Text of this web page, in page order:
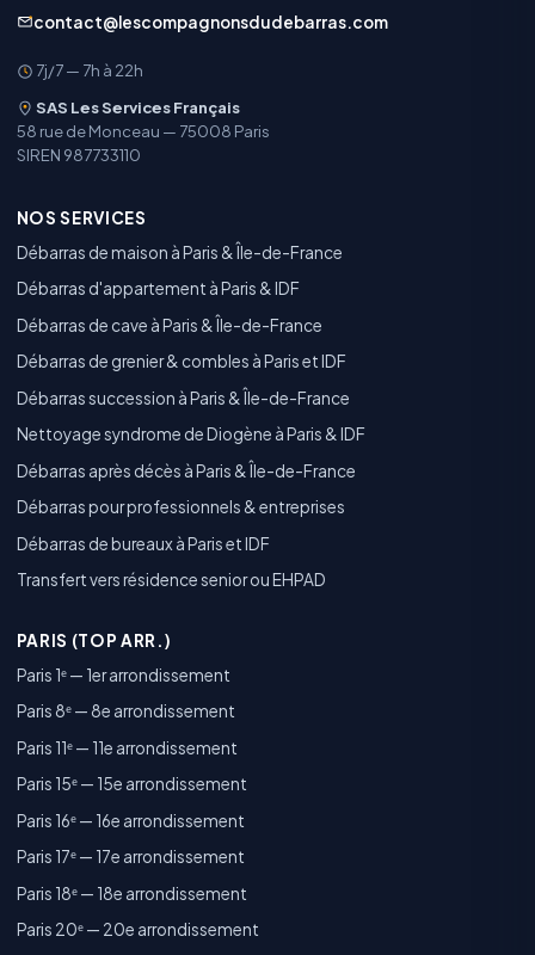
contact@lescompagnonsdudebarras.com
7j/7 — 7h à 22h
SAS Les Services Français
58 rue de Monceau — 75008 Paris
SIREN 987733110
NOS SERVICES
Débarras de maison à Paris & Île-de-France
Débarras d'appartement à Paris & IDF
Débarras de cave à Paris & Île-de-France
Débarras de grenier & combles à Paris et IDF
Débarras succession à Paris & Île-de-France
Nettoyage syndrome de Diogène à Paris & IDF
Débarras après décès à Paris & Île-de-France
Débarras pour professionnels & entreprises
Débarras de bureaux à Paris et IDF
Transfert vers résidence senior ou EHPAD
PARIS (TOP ARR.)
Paris 1ᵉ — 1er arrondissement
Paris 8ᵉ — 8e arrondissement
Paris 11ᵉ — 11e arrondissement
Paris 15ᵉ — 15e arrondissement
Paris 16ᵉ — 16e arrondissement
Paris 17ᵉ — 17e arrondissement
Paris 18ᵉ — 18e arrondissement
Paris 20ᵉ — 20e arrondissement